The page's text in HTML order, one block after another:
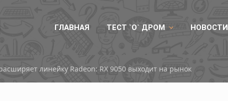
ГЛАВНАЯ ТЕСТ `О` ДРОМ НОВОСТИ
наступает: новые процессоры Huawei и GPU от Lì Suàn